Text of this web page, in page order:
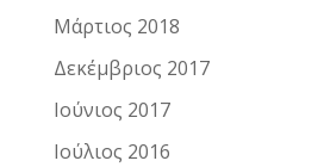
Μάρτιος 2018
Δεκέμβριος 2017
Ιούνιος 2017
Ιούλιος 2016